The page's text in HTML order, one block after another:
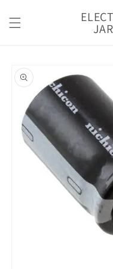
al contenido
a la
información
del producto